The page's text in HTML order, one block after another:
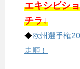
エキシビシ
チラ↓
◆欧州選手権
走順！